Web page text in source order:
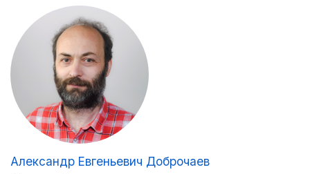
Александр Евгеньевич Доброчаев